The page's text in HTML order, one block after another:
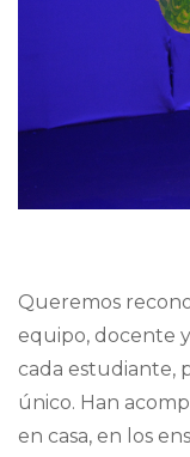
Queremos
equipo, docente
cada estudiante,
único. Han
en casa, en los